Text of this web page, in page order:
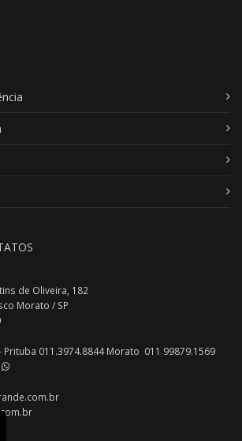
de Oliveira, 182
Morato / SP
Prituba 011.3974.8844 Morato 011 99879.1569